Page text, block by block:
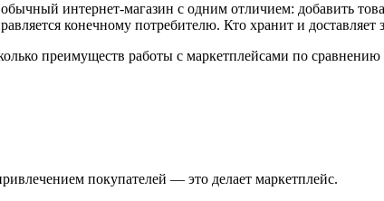
интернет-магазин с одним отличием: добавить
конечному потребителю. Кто хранит и
преимуществ работы с маркетплейсами по
покупателей — это делает маркетплейс.